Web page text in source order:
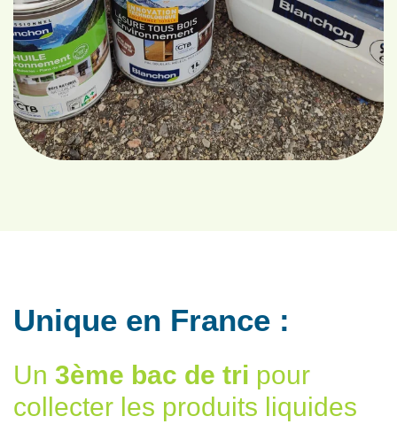
Unique en France :
Un 3ème bac de tri pour
collecter les produits liquides